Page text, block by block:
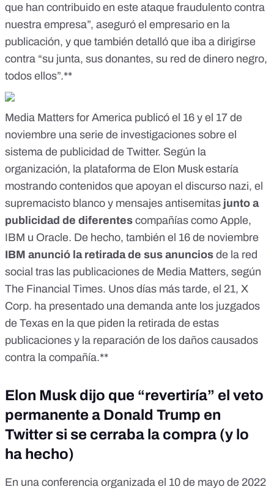
que han contribuido en este ataque fraudulento contra
nuestra empresa”, aseguró el empresario en la
publicación, y que también detalló que iba a dirigirse
contra “su junta, sus donantes, su red de dinero negro,
todos ellos”.**
Media Matters for America publicó el 16 y el 17 de
noviembre una serie de investigaciones sobre el
sistema de publicidad de Twitter. Según la
organización, la plataforma de Elon Musk estaría
mostrando contenidos que apoyan el discurso nazi, el
supremacisto blanco y mensajes antisemitas junto a
publicidad de diferentes compañías como Apple,
IBM u Oracle. De hecho, también el 16 de noviembre
IBM anunció la retirada de sus anuncios de la red
social tras las publicaciones de Media Matters, según
The Financial Times. Unos días más tarde, el 21, X
Corp. ha presentado una demanda ante los juzgados
de Texas en la que piden la retirada de estas
publicaciones y la reparación de los daños causados
contra la compañía.**
Elon Musk dijo que “revertiría” el veto
permanente a Donald Trump en
Twitter si se cerraba la compra (y lo
ha hecho)
En una conferencia organizada el 10 de mayo de 2022